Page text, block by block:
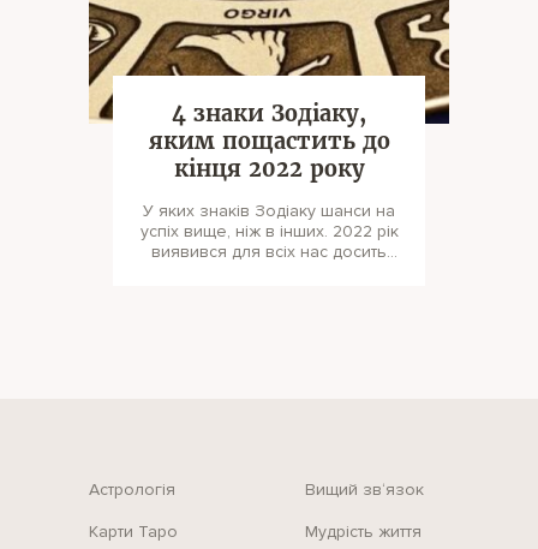
4 знаки Зодіаку,
яким пощастить до
кінця 2022 року
У яких знаків Зодіаку шанси на
успіх вище, ніж в інших. 2022 рік
виявився для всіх нас досить
Астрологія Вищий зв‘язок
Карти Таро Мудрість життя